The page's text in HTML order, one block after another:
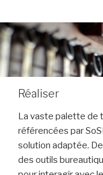
Réaliser
La vaste palette de
référencées par
solution adaptée.
des outils